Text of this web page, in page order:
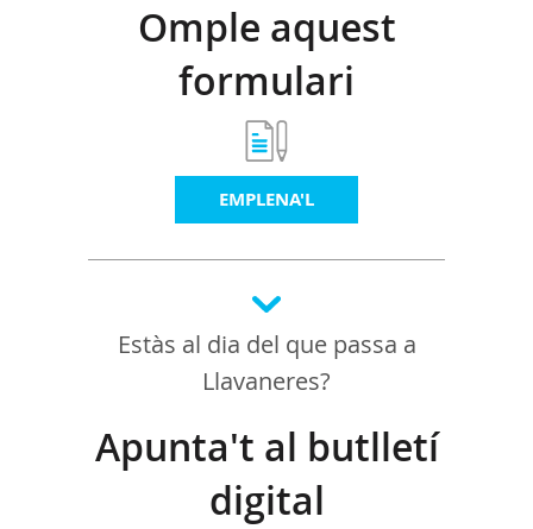
Omple aquest
formulari
EMPLENA'L
Estàs al dia del que passa a
Llavaneres?
Apunta't al butlletí
digital